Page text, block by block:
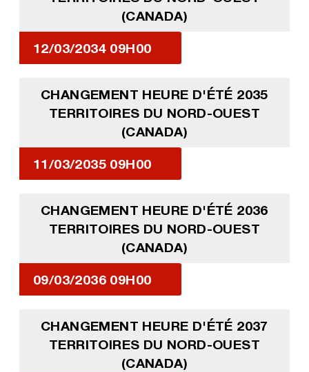
(CANADA)
12/03/2034 09H00
CHANGEMENT HEURE D'ÉTÉ 2035
TERRITOIRES DU NORD-OUEST
(CANADA)
11/03/2035 09H00
CHANGEMENT HEURE D'ÉTÉ 2036
TERRITOIRES DU NORD-OUEST
(CANADA)
09/03/2036 09H00
CHANGEMENT HEURE D'ÉTÉ 2037
TERRITOIRES DU NORD-OUEST
(CANADA)